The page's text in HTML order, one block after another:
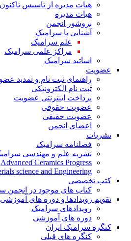
هیات مدیره از تاسیس تاکنون
هیات مدیره
بروشور انجمن
آشنایی با سرامیک
علم سرامیک
مراکز علمی سرامیک
اساتید سرامیک
عضویت
راهنمای ثبت نام و تمدید
ثبت نام الکترونیکی
پرداخت اینترنتی عضویت
عضویت حقوقی
عضویت حقیقی
اعضای انجمن
نشریات
فصلنامه سرامیک
نشریه علم و مهندسی
Advanced Ceramics Progress
science and Engineering
کتب تخصصی
کتاب های موجود در انجمن
تقویم رویدادها و دوره های آموزشی
رویدادهای سرامیک
دوره های آموزشی
کنگره سرامیک ایران
کنگره های قبلی